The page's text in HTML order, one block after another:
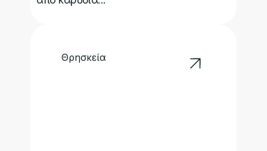
Θρησκεία